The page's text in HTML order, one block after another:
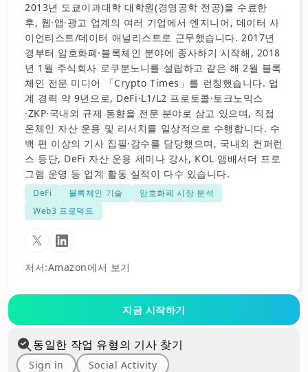
2013년 도쿄이과대학 대학원(경영공학 전공)을 수료한
후, 웹·앱·광고 업계의 여러 기업에서 엔지니어, 데이터 사
이언티스트/데이터 애널리스트로 근무했습니다. 2017년
경부터 암호화폐·블록체인 분야에 종사하기 시작해, 2018
년 1월 주식회사 로쿠분노니를 설립하고 같은 해 2월 블록
체인 전문 미디어 「Crypto Times」를 런칭했습니다. 업
계 경력 약 9년으로, DeFi·L1/L2 프로토콜·토크노믹스
·ZKP·국내외 규제 동향을 전문 분야로 삼고 있으며, 직접
온체인 자산 운용 및 리서치를 일상적으로 수행합니다. 수
백 편 이상의 기사 집필·감수를 담당했으며, 국내외 컨퍼런
스 등단, DeFi 자산 운용 세미나 강사, KOL 앰배서더 프로
그램 운영 등 업계 활동 실적이 다수 있습니다.
DeFi 블록체인 기술
암호화폐 시장 분석
Web3 프로덕트
저서:Amazon에서 보기
지금 시작하기
동일한 작업 유형의 기사 찾기
Sign in Social Activity